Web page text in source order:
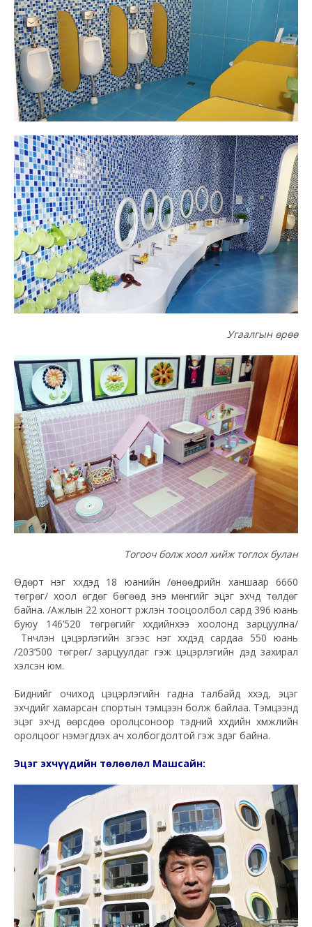
Угаалгын өрөө
Тогооч болж хоол хийж тоглох булан
Өдөрт нэг хүүхдэд 18 юанийн /өнөөдрийн ханшаар 6660
төгрөг/ хоол өгдөг бөгөөд энэ мөнгийг эцэг эхчүүд төлдөг
байна. /Ажлын 22 хоногт үржүүлэн тооцоолбол сард 396 юань
буюу 146’520 төгрөгийг хүүхдийнхээ хоолонд зарцуулна/
Түүнчлэн цэцэрлэгийн зүгээс нэг хүүхдэд сардаа 550 юань
/203’500 төгрөг/ зарцуулдаг гэж цэцэрлэгийн дэд захирал
хэлсэн юм.
Биднийг очиход цэцэрлэгийн гадна талбайд хүүхэд, эцэг
эхчүүдийг хамарсан спортын тэмцээн болж байлаа. Тэмцээнд
эцэг эхчүүд өөрсдөө оролцсоноор тэдний хүүхдийн хүмүүжлийн
оролцоог нэмэгдүүлэх ач холбогдолтой гэж үздэг байна.
Эцэг эхчүүдийн төлөөлөл Машсайн: